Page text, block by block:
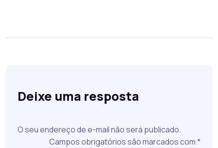
Deixe uma resposta
O seu endereço de e-mail não será publicado.
Campos obrigatórios são marcados com*